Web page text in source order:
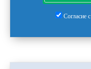
Согласие с